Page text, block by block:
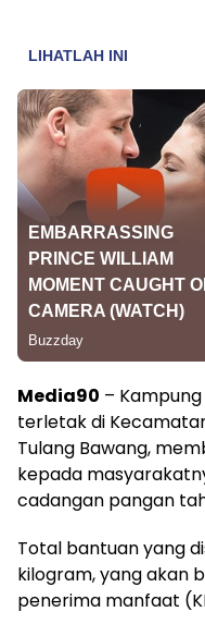
Media90 –
terletak di
Tulang Bawang,
kepada
cadangan pangan
Total bantuan yang
kilogram, yang akan
penerima manfaat